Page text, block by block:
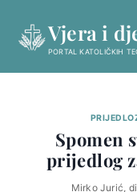
content
Vjera i
PORTAL KATOLIČKIH
Spomen
prijedlog
Mirko Jurić,